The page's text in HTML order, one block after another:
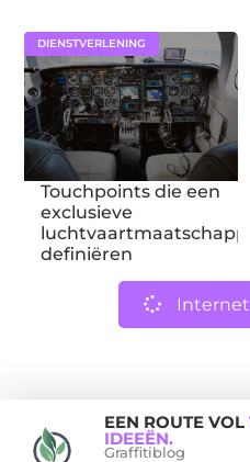
DIENSTVERLENING
Touchpoints die een
exclusieve
luchtvaartmaatschappij
definiëren
EEN ROUTE VOL
IDEEËN.
Graffitiblog